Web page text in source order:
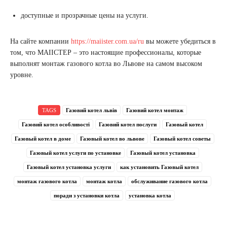
доступные и прозрачные цены на услуги.
На сайте компании https://maiister.com.ua/ru вы можете убедиться в
том, что МАІІСТЕР – это настоящие профессионалы, которые
выполнят монтаж газового котла во Львове на самом высоком
уровне.
TAGS Газовий котел львів Газовий котел монтаж
Газовий котел особливості Газовий котел послуги Газовый котел
Газовый котел в доме Газовый котел во львове Газовый котел советы
Газовый котел услуги по установке Газовый котел установка
Газовый котел установка услуги как установить Газовый котел
монтаж газового котла монтаж котла обслуживание газового котла
поради з установки котла установка котла